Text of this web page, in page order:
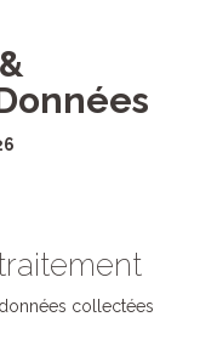
collectées